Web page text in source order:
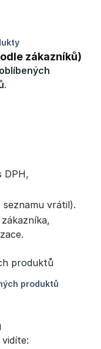
zákazníků)
.
DPH,
vrátil).